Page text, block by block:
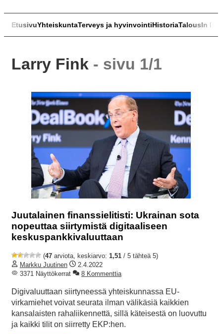
EtusivuYhteiskuntaTerveys ja hyvinvointiHistoriaTalousIn
Larry Fink - sivu 1/1
Juutalainen finanssielitisti: Ukrainan sota
nopeuttaa siirtymistä digitaaliseen
keskuspankkivaluuttaan
(47 arviota, keskiarvo: 1,51 / 5 tähteä 5)
Markku Juutinen
2.4.2022
3371 Näyttökerrat
8 Kommenttia
Digivaluuttaan siirtyneessä yhteiskunnassa EU-
virkamiehet voivat seurata ilman välikäsiä kaikkien
kansalaisten rahaliikennettä, sillä käteisestä on luovuttu
ja kaikki tilit on siirretty EKP:hen.